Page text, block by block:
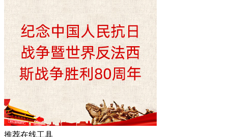
推荐在线工具